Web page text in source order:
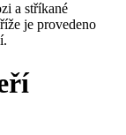
a stříkané
je provedeno